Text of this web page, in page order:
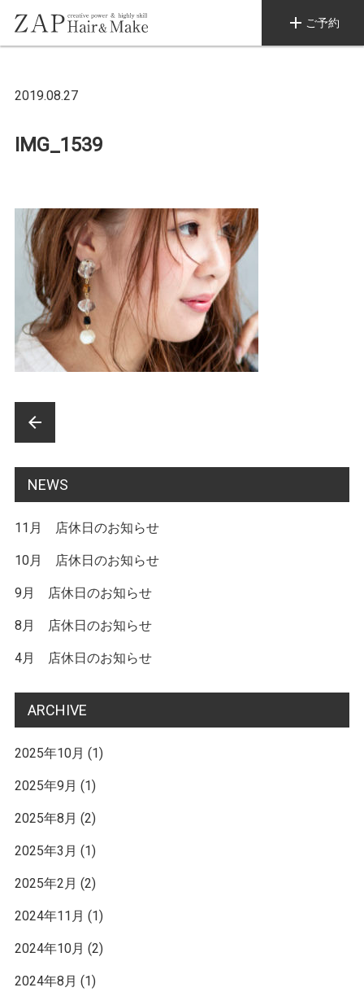
add ご予約
2019.08.27
IMG_1539
前
後
の
記
事
へ
の
リ
ン
arrow_back
NEWS
11月 店休日のお知らせ
10月 店休日のお知らせ
9月 店休日のお知らせ
8月 店休日のお知らせ
4月 店休日のお知らせ
ARCHIVE
2025年10月 (1)
2025年9月 (1)
2025年8月 (2)
2025年3月 (1)
2025年2月 (2)
2024年11月 (1)
2024年10月 (2)
2024年8月 (1)